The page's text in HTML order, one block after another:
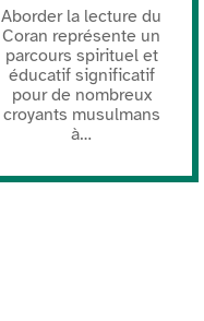
Aborder la lecture du
Coran représente un
parcours spirituel et
éducatif significatif
pour de nombreux
croyants musulmans
à…